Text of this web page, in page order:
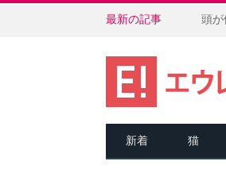
最新の記事
新着 猫